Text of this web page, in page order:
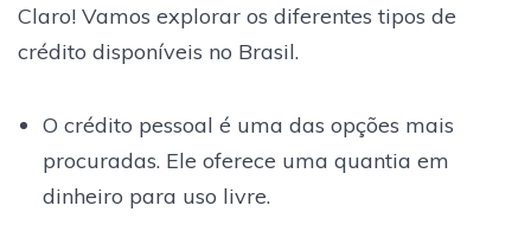
Claro! Vamos explorar os diferentes tipos de
crédito disponíveis no Brasil.
O crédito pessoal é uma das opções mais
procuradas. Ele oferece uma quantia em
dinheiro para uso livre.